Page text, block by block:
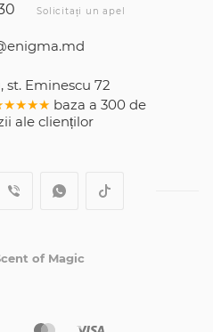
Solicitați un apel
st. Eminescu 72
baza a 300 de
ale clienților
of Magic